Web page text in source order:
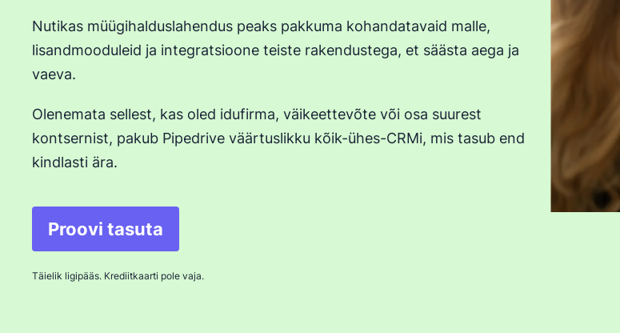
Nutikas müügihalduslahendus peaks pakkuma kohandatavaid malle,
lisandmooduleid ja integratsioone teiste rakendustega, et säästa aega ja
vaeva.
Olenemata sellest, kas oled idufirma, väikeettevõte või osa suurest
kontsernist, pakub Pipedrive väärtuslikku kõik-ühes-CRMi, mis tasub end
kindlasti ära.
Proovi tasuta
Täielik ligipääs. Krediitkaarti pole vaja.